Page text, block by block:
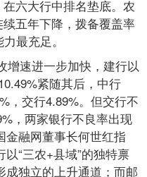
六大行中排名垫底。农
五年下降，拨备覆盖率
最充足。
增速进一步加快，建行以
紧随其后，中行
，交行4.89%。但交行不
，两家银行不良率出现
金融网董事长何世红指
“三农+县域”的独特禀
成独立的上升通道；而邮